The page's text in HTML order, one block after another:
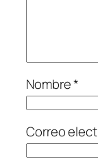
Nombre*
Correo